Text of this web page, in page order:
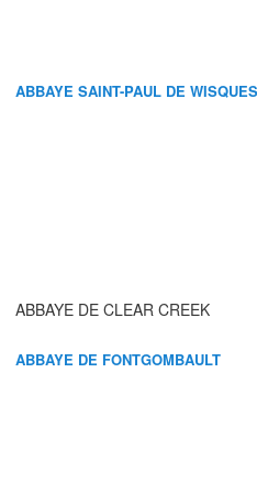
ABBAYE SAINT-PAUL DE WISQUES
ABBAYE DE CLEAR CREEK
ABBAYE DE FONTGOMBAULT